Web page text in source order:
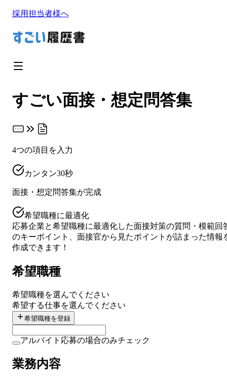
採用担当者様へ
すごい面接・想定問答集
4つの項目を入力
カンタン30秒
面接・想定問答集が完成
希望職種に最適化
応募企業と希望職種に最適化した面接対策の質問・模範回
のキーポイント、面接官から見たポイントが詰まった情報
作成できます！
希望職種
希望職種を選んでください
希望する仕事を選んでください
希望職種を登録
アルバイト応募の場合のみチェック
業務内容